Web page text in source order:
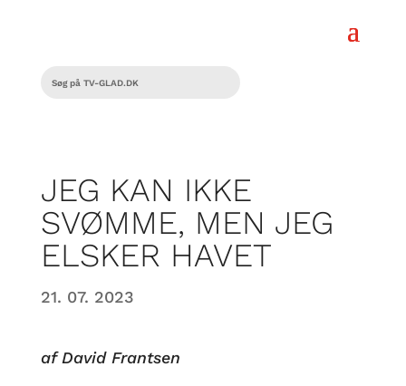
JEG KAN IKKE
SVØMME, MEN JEG
ELSKER HAVET
21. 07. 2023
af David Frantsen